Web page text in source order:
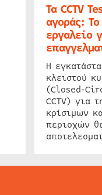
Τα CCTV
αγοράς:
εργαλείο
Η
κλειστού
(Closed-
CCTV) για
κρίσιμων
περιοχών